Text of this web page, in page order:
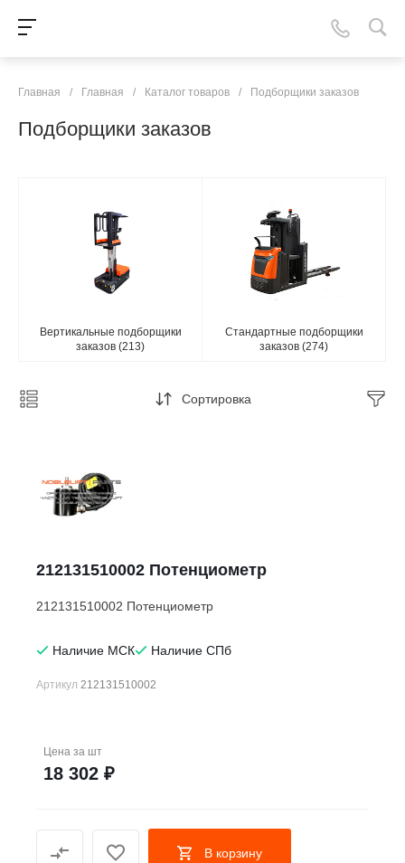
Главная / Главная / Каталог товаров / Подборщики заказов
Подборщики заказов
Вертикальные подборщики
заказов (213)
Стандартные подборщики
заказов (274)
Сортировка
212131510002 Потенциометр
212131510002 Потенциометр
Наличие МСК Наличие СПб
Артикул 212131510002
Цена за шт
18 302 ₽
В корзину